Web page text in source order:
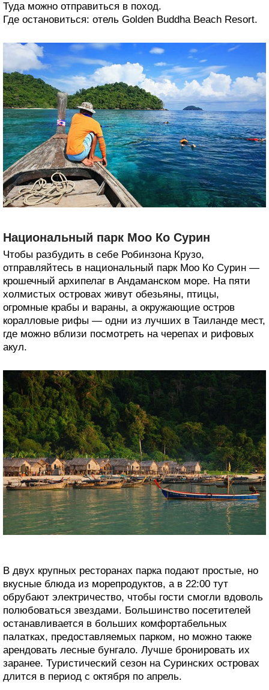
Туда можно отправиться в поход.
Где остановиться: отель Golden Buddha Beach Resort.
Национальный парк Моо Ко Сурин
Чтобы разбудить в себе Робинзона Крузо,
отправляйтесь в национальный парк Моо Ко Сурин —
крошечный архипелаг в Андаманском море. На пяти
холмистых островах живут обезьяны, птицы,
огромные крабы и вараны, а окружающие остров
коралловые рифы — одни из лучших в Таиланде мест,
где можно вблизи посмотреть на черепах и рифовых
акул.
В двух крупных ресторанах парка подают простые, но
вкусные блюда из морепродуктов, а в 22:00 тут
обрубают электричество, чтобы гости смогли вдоволь
полюбоваться звездами. Большинство посетителей
останавливается в больших комфортабельных
палатках, предоставляемых парком, но можно также
арендовать лесные бунгало. Лучше бронировать их
заранее. Туристический сезон на Суринских островах
длится в период с октября по апрель.